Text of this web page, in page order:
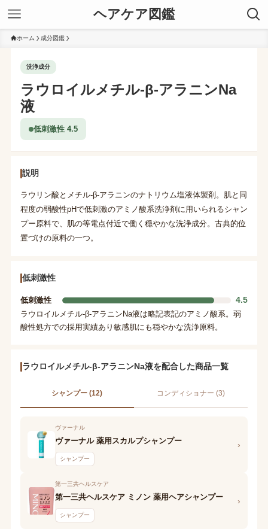
ヘアケア図鑑
ホーム 成分図鑑
洗浄成分
ラウロイルメチル-β-アラニンNa
液
低刺激性 4.5
説明
ラウリン酸とメチル-β-アラニンのナトリウム塩液体製剤。肌と同
程度の弱酸性pHで低刺激のアミノ酸系洗浄剤に用いられるシャン
プー原料で、肌の等電点付近で働く穏やかな洗浄成分。古典的位
置づけの原料の一つ。
低刺激性
低刺激性 4.5
ラウロイルメチル-β-アラニンNa液は略記表記のアミノ酸系。弱
酸性処方での採用実績あり敏感肌にも穏やかな洗浄原料。
ラウロイルメチル-β-アラニンNa液を配合した商品一覧
シャンプー (12) コンディショナー (3)
ヴァーナル
ヴァーナル 薬用スカルプシャンプー
シャンプー
›
第一三共ヘルスケア
第一三共ヘルスケア ミノン 薬用ヘアシャンプー
シャンプー
›